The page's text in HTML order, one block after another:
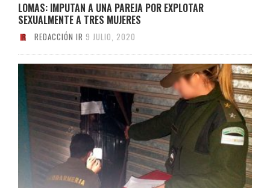
LOMAS: IMPUTAN A UNA PAREJA POR EXPLOTAR
SEXUALMENTE A TRES MUJERES
REDACCIÓN IR 9 JULIO, 2020